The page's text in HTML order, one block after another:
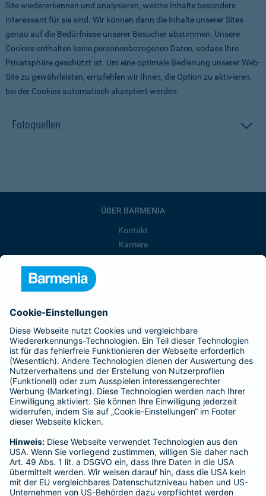
Site wiedererkennen und analysieren, welche Inhalte besonders
interessant für sie sind. Wir können dann die Inhalte unserer Sites
genau auf die Bedürfnisse unserer Besucher abstimmen. Unsere
Cookies enthalten keine personenbezogenen Daten, sodass Ihre
Privatsphäre geschützt ist. Um eine optimale Bedienung unserer Web-
Site zu gewährleisten, empfehlen wir Ihnen, die Option zu aktivieren,
bei der Cookies automatisch akzeptiert werden.
Fotoquellen
ÜBER BARMENIA
Kontakt
Karriere
Barmenia ist Teil der BarmeniaGothaer
BELIEBTE SEITEN
Kranken-Zusatzversicherung
Tierversicherungen
Haftpflichtversicherung
Hausratversicherung
Adresse ändern
Schaden melden
Kilometerstandsmeldung
Serviceübersicht